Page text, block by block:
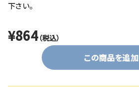
下さい。
¥864（税込）
この商品を追加